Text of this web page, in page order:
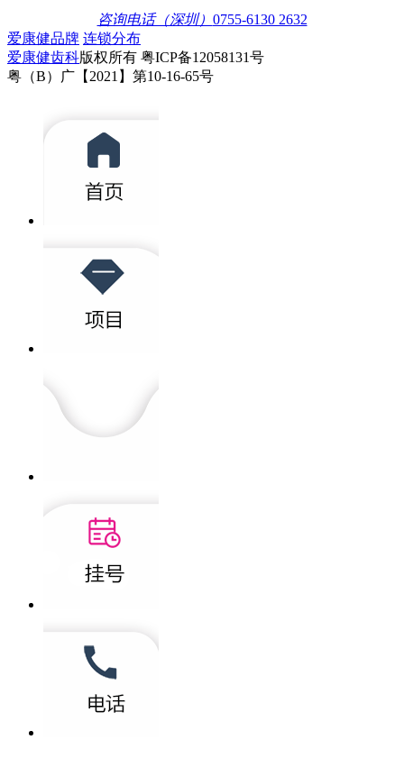
咨询电话（深圳） 0755-6130 2632
爱康健品牌 连锁分布
爱康健齿科版权所有 粤ICP备12058131号
粤（B）广【2021】第10-16-65号